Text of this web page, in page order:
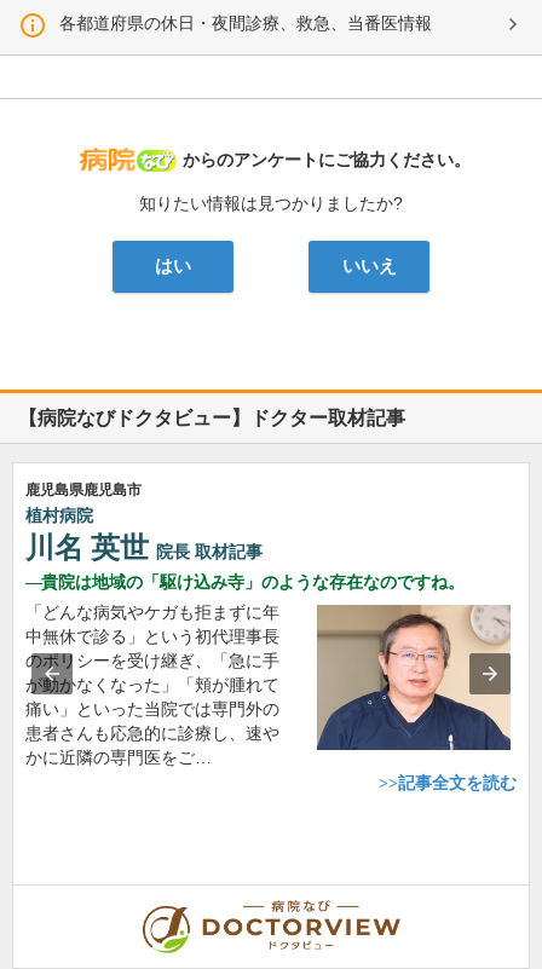
各都道府県の休日・夜間診療、救急、当番医情報
病院なび
からのアンケートにご協力ください。
知りたい情報は見つかりましたか?
はい いいえ
【病院なびドクタビュー】ドクター取材記事
鹿児島県鹿児島市
植村病院
川名 英世 院長 取材記事
貴院は地域の「駆け込み寺」のような存在なのですね。
「どんな病気やケガも拒まずに年
中無休で診る」という初代理事長
のポリシーを受け継ぎ、「急に手
が動かなくなった」「頬が腫れて
痛い」といった当院では専門外の
患者さんも応急的に診療し、速や
かに近隣の専門医をご…
>>記事全文を読む